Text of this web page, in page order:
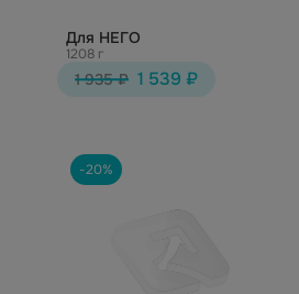
Для НЕГО
1208 г
1 935 ₽ 1 539 ₽
-20%